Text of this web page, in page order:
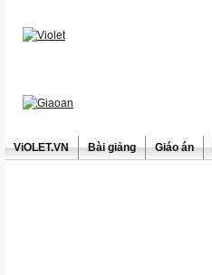
ViOLET.VN Bài giảng Giáo án